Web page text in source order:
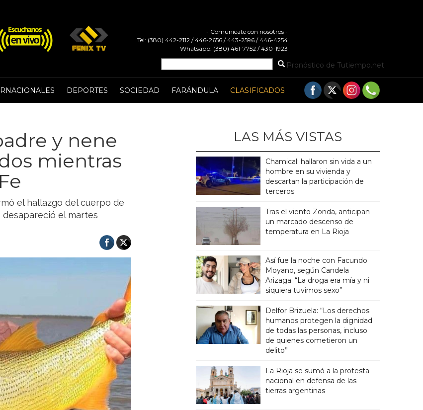
- Comunicate con nosotros -
Tel: (380) 442-2112 / 446-2656 / 443-2596 / 446-4254
Whatsapp: (380) 461-7752 / 430-1923
Pronóstico de Tutiempo.net
DEPORTES SOCIEDAD FARÁNDULA CLASIFICADOS
y nene
mientras
el hallazgo del cuerpo de
desapareció el martes
LAS MÁS VISTAS
Chamical: hallaron sin vida a un
hombre en su vivienda y
descartan la participación de
terceros
Tras el viento Zonda, anticipan
un marcado descenso de
temperatura en La Rioja
Así fue la noche con Facundo
Moyano, según Candela
Arizaga: “La droga era mía y ni
siquiera tuvimos sexo”
Delfor Brizuela: “Los derechos
humanos protegen la dignidad
de todas las personas, incluso
de quienes cometieron un
delito”
La Rioja se sumó a la protesta
nacional en defensa de las
tierras argentinas